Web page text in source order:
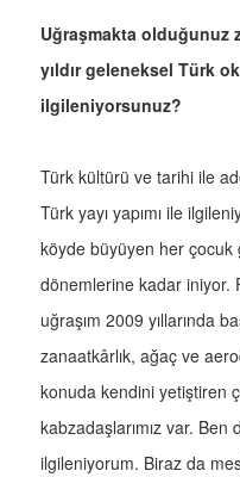
Uğraşmakta olduğunuz
yıldır geleneksel Türk
ilgileniyorsunuz?
Türk kültürü ve tarihi ile
Türk yayı yapımı ile
köyde büyüyen her çocuk
dönemlerine kadar iniyor.
uğraşım 2009 yıllarında
zanaatkârlık, ağaç ve
konuda kendini yetiştiren
kabzadaşlarımız var. Ben
ilgileniyorum. Biraz da